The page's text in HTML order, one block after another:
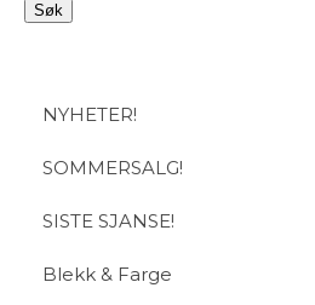
Søk
NYHETER!
SOMMERSALG!
SISTE SJANSE!
Blekk & Farge